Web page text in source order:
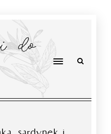
do